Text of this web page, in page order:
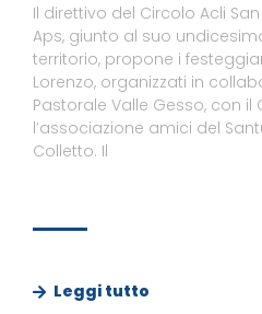
Il direttivo del Circolo Acli
Aps, giunto al suo
territorio, propone i
Lorenzo, organizzati in
Pastorale Valle Gesso, con
l’associazione amici del
Colletto. Il
Leggi tutto